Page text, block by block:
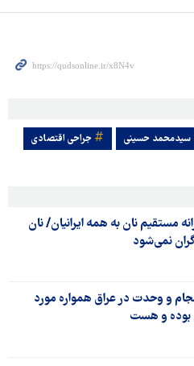
سیدمحمد حسینی جراحی اقتصادی
مستقیم نان به همه ایرانیان/ نان
نمی‌شود
و وحدت در عراق همواره مورد
بوده و هست